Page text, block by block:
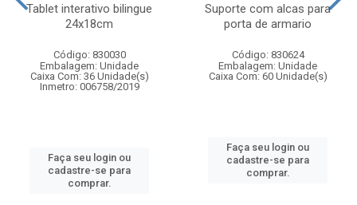
Tablet interativo bilingue
24x18cm
Código: 830030
Embalagem: Unidade
Caixa Com: 36 Unidade(s)
Inmetro: 006758/2019
Faça seu login ou
cadastre-se para
comprar.
Suporte com alcas para
porta de armario
Código: 830624
Embalagem: Unidade
Caixa Com: 60 Unidade(s)
Faça seu login ou
cadastre-se para
comprar.